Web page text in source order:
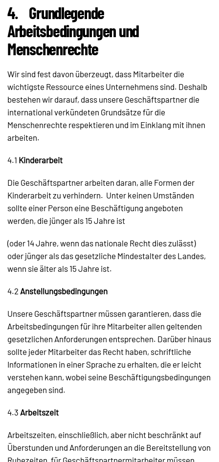
4. Grundlegende
Arbeitsbedingungen und
Menschenrechte
Wir sind fest davon überzeugt, dass Mitarbeiter die
wichtigste Ressource eines Unternehmens sind. Deshalb
bestehen wir darauf, dass unsere Geschäftspartner die
international verkündeten Grundsätze für die
Menschenrechte respektieren und im Einklang mit ihnen
arbeiten.
4.1 Kinderarbeit
Die Geschäftspartner arbeiten daran, alle Formen der
Kinderarbeit zu verhindern. Unter keinen Umständen
sollte einer Person eine Beschäftigung angeboten
werden, die jünger als 15 Jahre ist
(oder 14 Jahre, wenn das nationale Recht dies zulässt)
oder jünger als das gesetzliche Mindestalter des Landes,
wenn sie älter als 15 Jahre ist.
4.2 Anstellungsbedingungen
Unsere Geschäftspartner müssen garantieren, dass die
Arbeitsbedingungen für ihre Mitarbeiter allen geltenden
gesetzlichen Anforderungen entsprechen. Darüber hinaus
sollte jeder Mitarbeiter das Recht haben, schriftliche
Informationen in einer Sprache zu erhalten, die er leicht
verstehen kann, wobei seine Beschäftigungsbedingungen
angegeben sind.
4.3 Arbeitszeit
Arbeitszeiten, einschließlich, aber nicht beschränkt auf
Überstunden und Anforderungen an die Bereitstellung von
Ruhezeiten, für Geschäftspartnermitarbeiter müssen